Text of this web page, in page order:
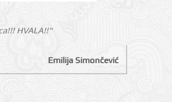
HVALA!!"
Emilija Simončević